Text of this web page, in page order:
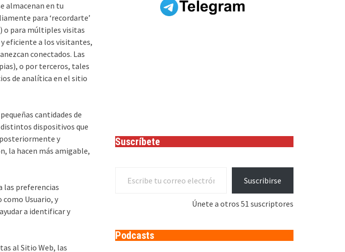
almacenan en tu
para ‘recordarte’
o para múltiples visitas
eficiente a los visitantes,
conectados. Las
o por terceros, tales
de analítica en el sitio
cantidades de
dispositivos que
y
la hacen más amigable,
las preferencias
Usuario, y
a identificar y
al Sitio Web, las
Suscríbete
Suscribirse
Únete a otros 51 suscriptores
Podcasts